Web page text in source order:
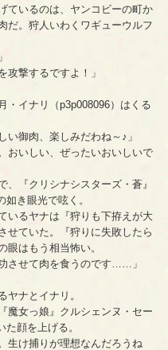
ているのは、ヤンコビーの町か
だ。狩人いわくワギューウルフ
攻撃するですよ！」
イナリ（p3p008096）はくる
い御肉、楽しみだわね～♪」
おいしい、ぜったいおいしいで
『クリシナシスターズ・蒼』
き眼光で呟く。
いるヤナは『狩りも下拵えが大
せていた。『狩りに失敗したら
眼はもう相当怖い。
させて肉を食うのです……」
ナとイナリ。
魔女っ娘』クルシェンヌ・セー
顔を上げる。
生け捕りが理想なんだろうね